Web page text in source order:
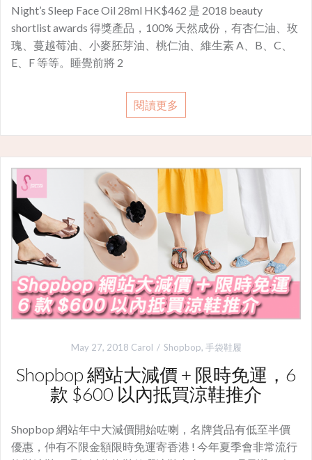
Night’s Sleep Face Oil 28ml HK$462 是 2018 beauty
shortlist awards 得獎產品，100% 天然成份，有杏仁油、玫
瑰、蔓越莓油、小麥胚芽油、桃仁油、維生素 A、B、C、
E、F 等等。睡覺前將 2
閱讀更多
May 27, 2018 Carol Shopbop, 手袋鞋履
Shopbop 網站大減價 + 限時免運，6
款 $600 以內抵買涼鞋推介
Shopbop 網站年中大減價開始咗喇，名牌貨品有低至半價
優惠，仲有不限金額限時免運寄香港 ! 今年夏季會非常流行